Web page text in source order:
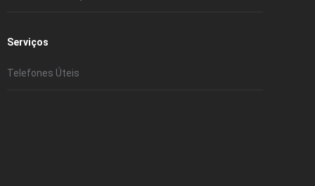
Serviços
Telefones Úteis